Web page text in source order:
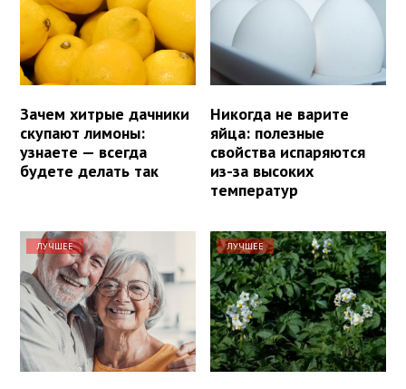
Зачем хитрые дачники
скупают лимоны:
узнаете — всегда
будете делать так
Никогда не варите
яйца: полезные
свойства испаряются
из-за высоких
температур
ЛУЧШЕЕ ЛУЧШЕЕ